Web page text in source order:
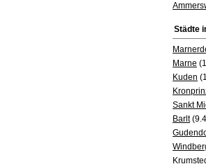
Städte
Marne
Kuden
Sankt
Barlt